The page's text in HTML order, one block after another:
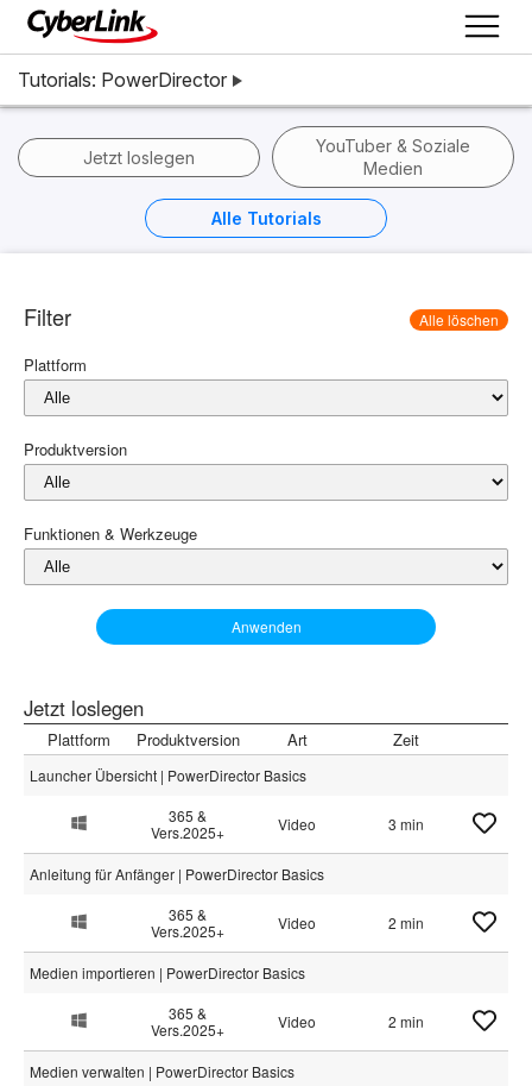
Tutorials: PowerDirector
Jetzt loslegen
YouTuber & Soziale
Medien
Alle Tutorials
Filter Alle löschen
Plattform
Produktversion
Funktionen & Werkzeuge
Anwenden
Jetzt loslegen
Plattform Produktversion Art Zeit
Launcher Übersicht | PowerDirector Basics
365 &
Vers.2025+
Video 3 min
Anleitung für Anfänger | PowerDirector Basics
365 &
Vers.2025+
Video 2 min
Medien importieren | PowerDirector Basics
365 &
Vers.2025+
Video 2 min
Medien verwalten | PowerDirector Basics